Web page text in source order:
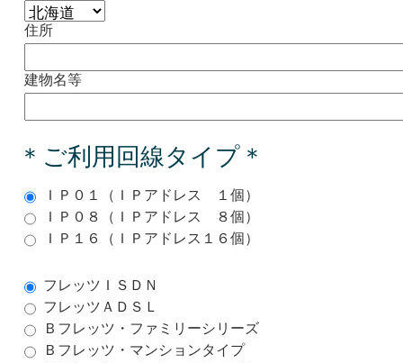
住所
建物名等
＊ご利用回線タイプ＊
ＩＰ０１（ＩＰアドレス １個）
ＩＰ０８（ＩＰアドレス ８個）
ＩＰ１６（ＩＰアドレス１６個）
フレッツＩＳＤＮ
フレッツＡＤＳＬ
Ｂフレッツ・ファミリーシリーズ
Ｂフレッツ・マンションタイプ